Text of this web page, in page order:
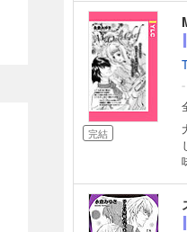
完結
-